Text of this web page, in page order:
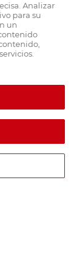
Analizar
para su
un